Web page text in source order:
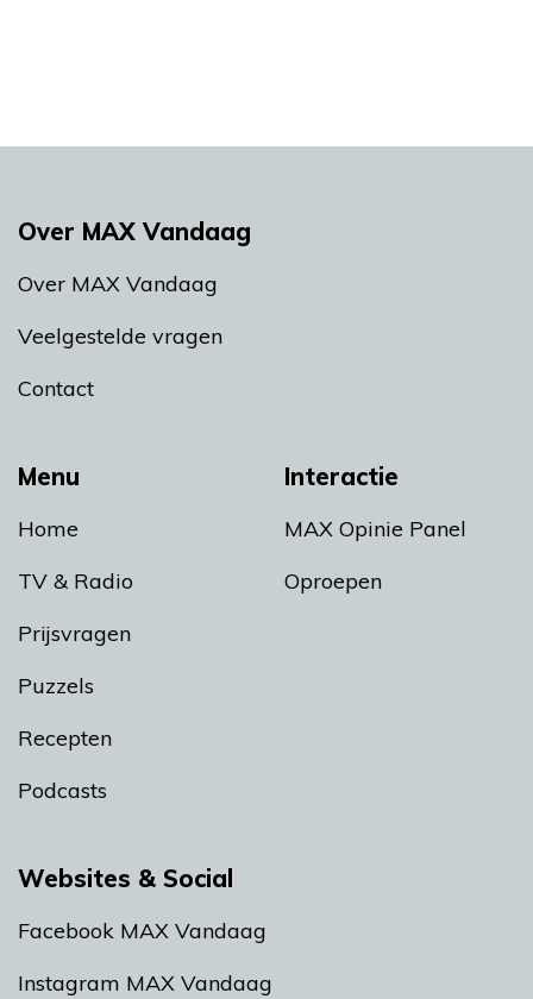
Menu
Home
TV & Radio
Prijsvragen
Puzzels
Recepten
Podcasts
Interactie
MAX Opinie Panel
Oproepen
Over MAX Vandaag
Over MAX Vandaag
Veelgestelde vragen
Contact
Websites & Social
Facebook MAX Vandaag
Instagram MAX Vandaag